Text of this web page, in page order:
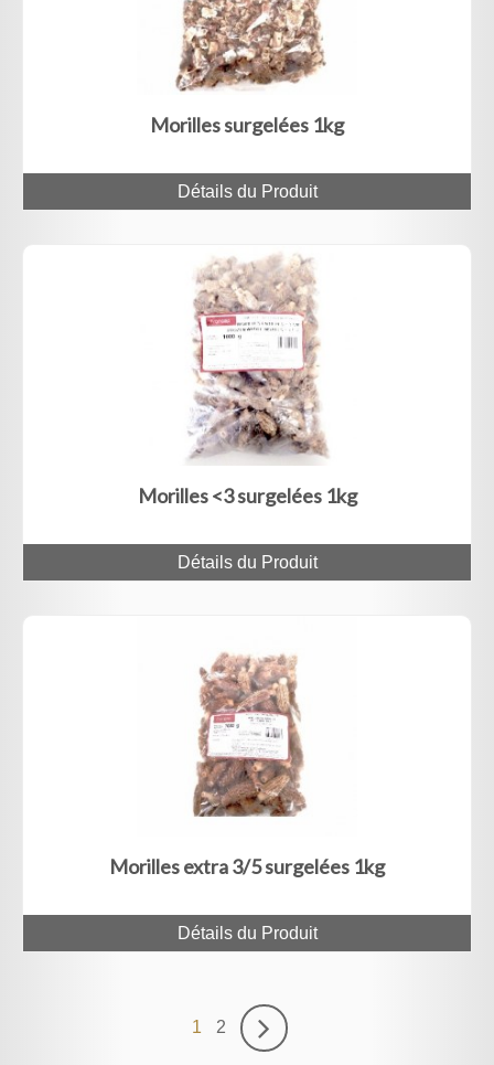
Morilles surgelées 1kg
Détails du Produit
Morilles <3 surgelées 1kg
Détails du Produit
Morilles extra 3/5 surgelées 1kg
Détails du Produit
1 2